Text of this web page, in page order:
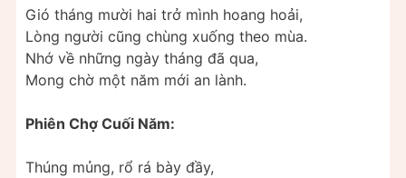
Gió tháng mười hai trở mình hoang hoải,
Lòng người cũng chùng xuống theo mùa.
Nhớ về những ngày tháng đã qua,
Mong chờ một năm mới an lành.
Phiên Chợ Cuối Năm:
Thúng mủng, rổ rá bày đầy,